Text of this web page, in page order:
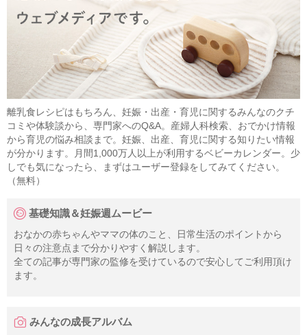
離乳食レシピはもちろん、妊娠・出産・育児に関するみんなのクチ
コミや体験談から、専門家へのQ&A。産婦人科検索、おでかけ情報
から育児の悩み相談まで。妊娠、出産、育児に関する知りたい情報
が分かります。月間1,000万人以上が利用するベビーカレンダー。少
しでも気になったら、まずはユーザー登録をしてみてください。
（無料）
基礎知識＆妊娠週ムービー
おなかの赤ちゃんやママの体のこと、日常生活のポイントから
日々の注意点まで分かりやすく解説します。
全ての記事が専門家の監修を受けているので安心してご利用頂け
ます。
みんなの成長アルバム